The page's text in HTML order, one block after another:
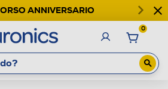
ANNIVERSARIO
0